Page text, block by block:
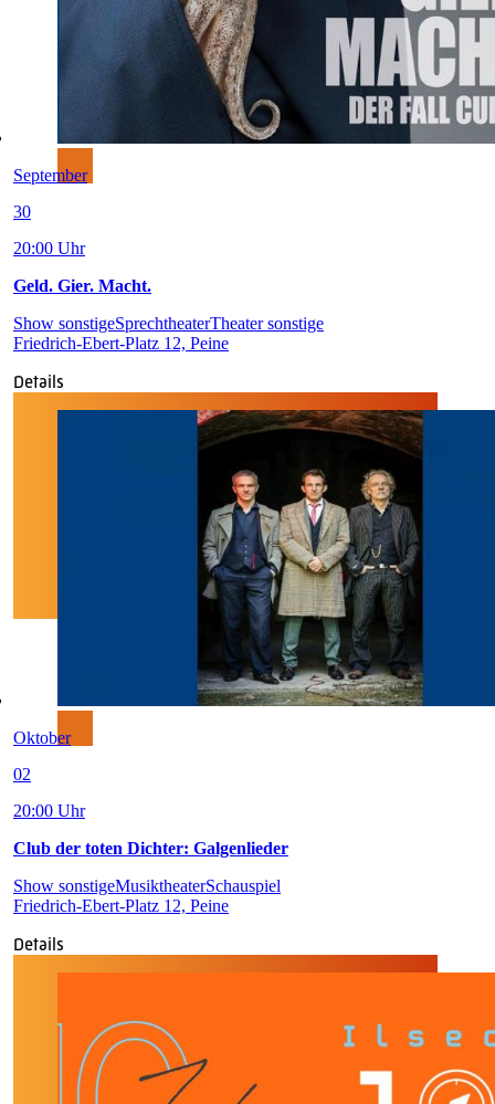
September
30
20:00 Uhr
Geld. Gier. Macht.
Show sonstigeSprechtheaterTheater sonstige
Friedrich-Ebert-Platz 12, Peine
Details
Oktober
02
20:00 Uhr
Club der toten Dichter: Galgenlieder
Show sonstigeMusiktheaterSchauspiel
Friedrich-Ebert-Platz 12, Peine
Details